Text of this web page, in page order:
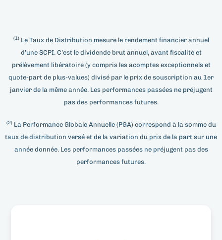
(1)Le Taux de Distribution mesure le rendement financier annuel
d’une SCPI. C’est le dividende brut annuel, avant fiscalité et
prélèvement libératoire (y compris les acomptes exceptionnels et
quote-part de plus-values) divisé par le prix de souscription au 1er
janvier de la même année. Les performances passées ne préjugent
pas des performances futures.
(2)La Performance Globale Annuelle (PGA) correspond à la somme du
taux de distribution versé et de la variation du prix de la part sur une
année donnée. Les performances passées ne préjugent pas des
performances futures.